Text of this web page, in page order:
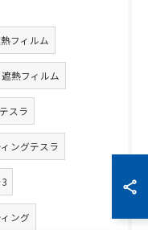
フィルム
熱フィルム
スラ
ングテスラ
ング